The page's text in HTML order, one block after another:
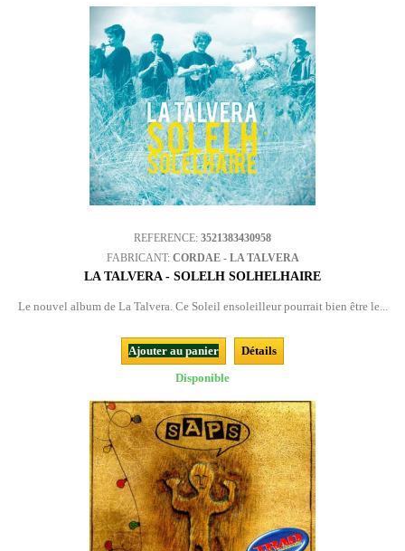
REFERENCE: 3521383430958
FABRICANT: CORDAE - LA TALVERA
LA TALVERA - SOLELH SOLHELHAIRE
Le nouvel album de La Talvera. Ce Soleil ensoleilleur pourrait bien être le...
Ajouter au panier
Détails
Disponible